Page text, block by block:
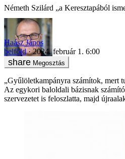
Németh Szilárd „a Keresztapából
Haász János
belföld
2024. február 1. 6:00
Megosztás
„Gyűlöletkampányra számítok, mert
Az egykori baloldali bázisnak
szervezetet is feloszlatta, majd